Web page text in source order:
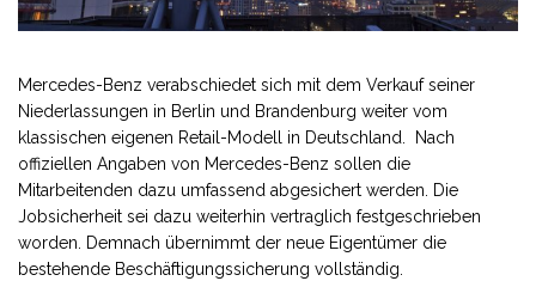
Mercedes-Benz verabschiedet sich mit dem Verkauf seiner
Niederlassungen in Berlin und Brandenburg weiter vom
klassischen eigenen Retail-Modell in Deutschland. Nach
offiziellen Angaben von Mercedes-Benz sollen die
Mitarbeitenden dazu umfassend abgesichert werden. Die
Jobsicherheit sei dazu weiterhin vertraglich festgeschrieben
worden. Demnach übernimmt der neue Eigentümer die
bestehende Beschäftigungssicherung vollständig.